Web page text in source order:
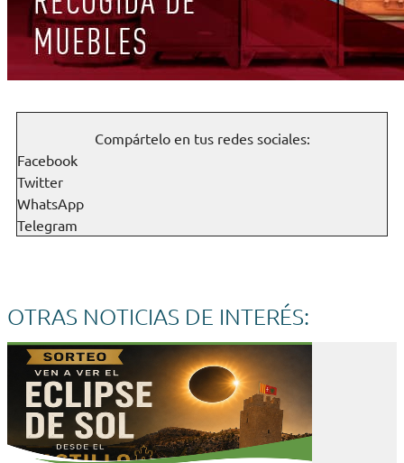
Compártelo en tus redes sociales:
Facebook
Twitter
WhatsApp
Telegram
OTRAS NOTICIAS DE INTERÉS: